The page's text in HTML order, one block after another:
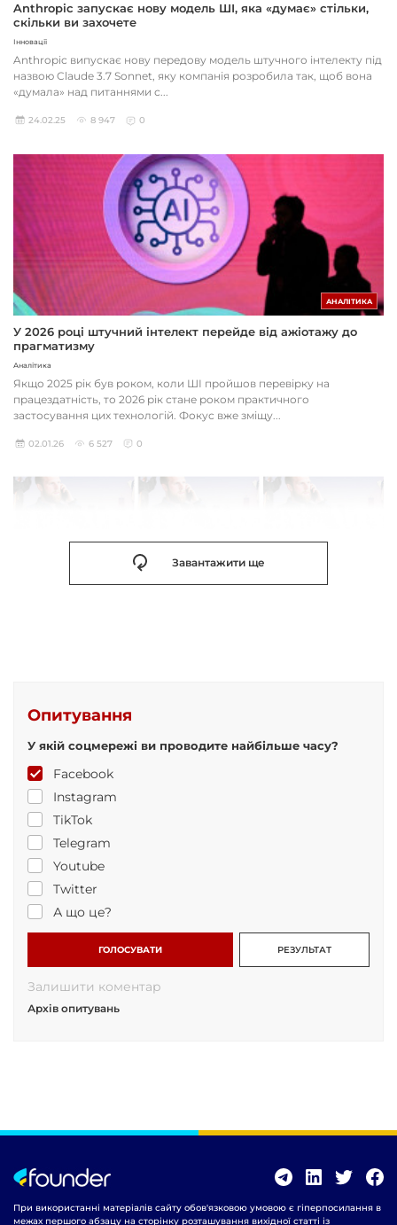
Anthropic запускає нову модель ШІ, яка «думає» стільки,
скільки ви захочете
Інновації
Anthropic випускає нову передову модель штучного інтелекту під
назвою Claude 3.7 Sonnet, яку компанія розробила так, щоб вона
«думала» над питаннями с...
24.02.25 8 947 0
АНАЛІТИКА
У 2026 році штучний інтелект перейде від ажіотажу до
прагматизму
Аналітика
Якщо 2025 рік був роком, коли ШІ пройшов перевірку на
працездатність, то 2026 рік стане роком практичного
застосування цих технологій. Фокус вже зміщу...
02.01.26 6 527 0
Завантажити ще
Опитування
У якій соцмережі ви проводите найбільше часу?
Facebook
Instagram
TikTok
Telegram
Youtube
Twitter
А що це?
ГОЛОСУВАТИ РЕЗУЛЬТАТ
Залишити коментар
Архів опитувань
При використанні матеріалів сайту обов'язковою умовою є гіперпосилання в
межах першого абзацу на сторінку розташування вихідної статті із